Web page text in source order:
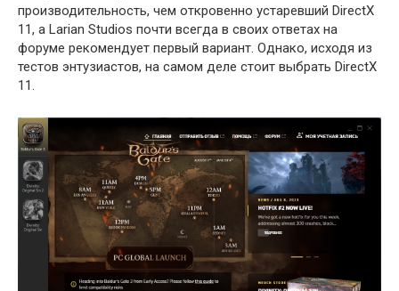
производительность, чем откровенно устаревший DirectX
11, а Larian Studios почти всегда в своих ответах на
форуме рекомендует первый вариант. Однако, исходя из
тестов энтузиастов, на самом деле стоит выбрать DirectX
11.